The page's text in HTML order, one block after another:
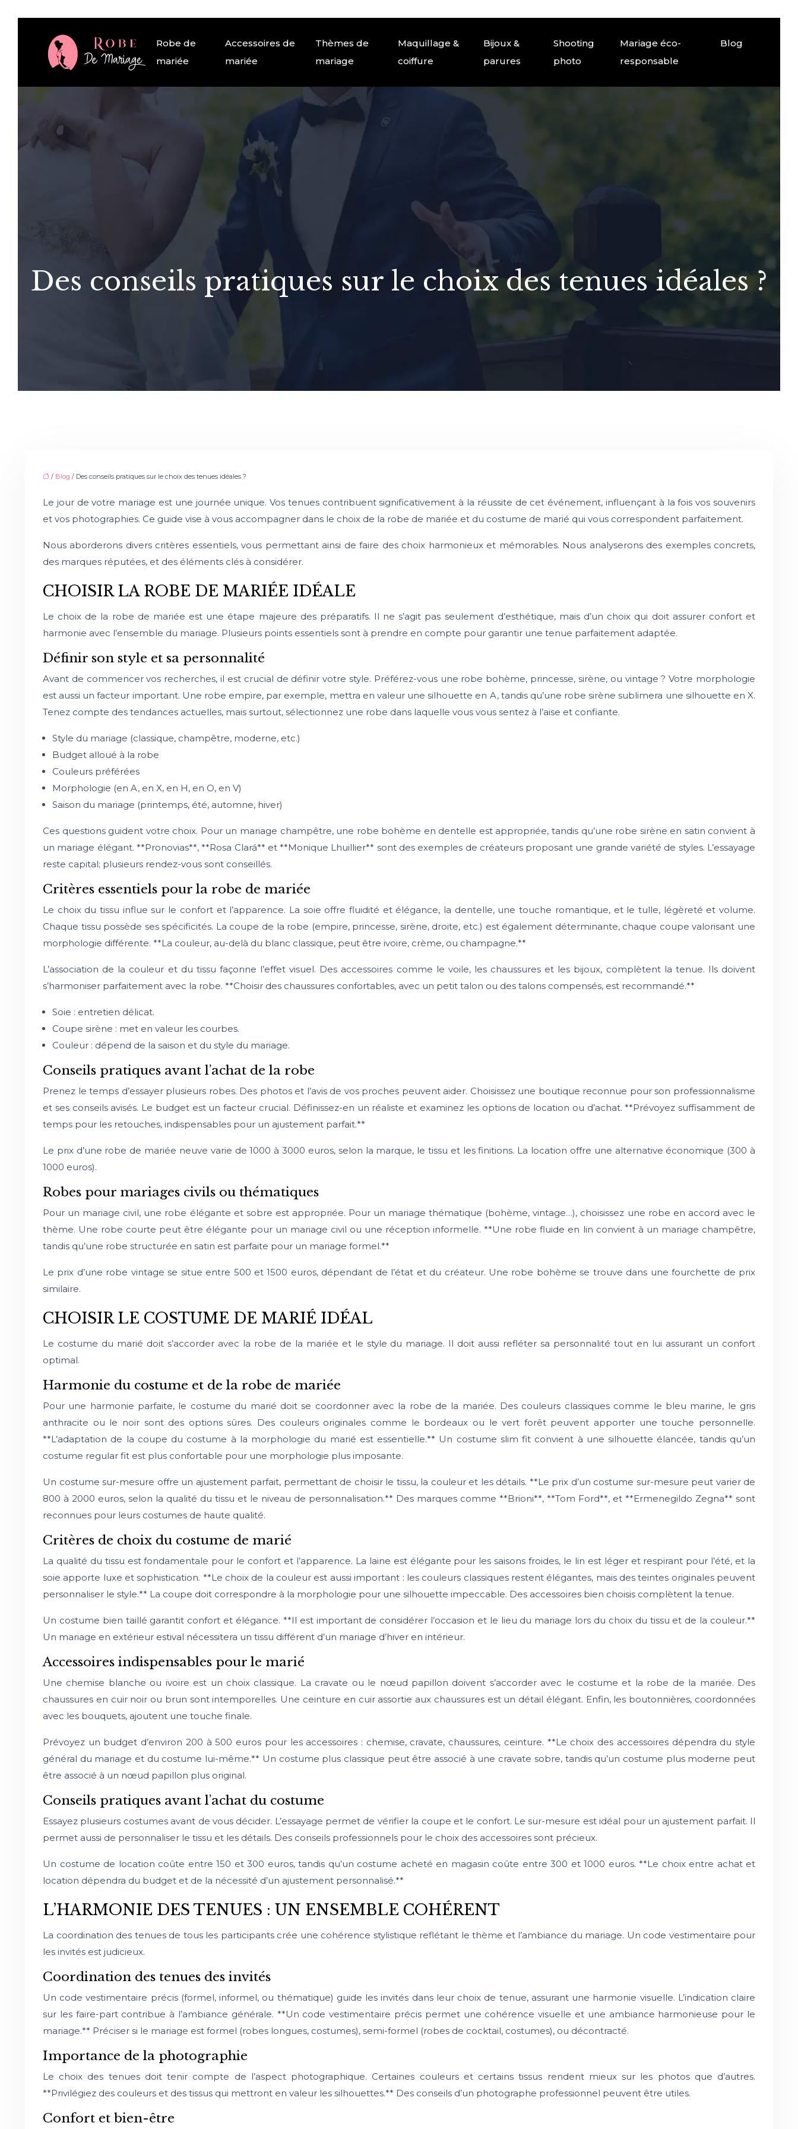
Robe de
mariée
Accessoires de
mariée
Thèmes de
mariage
Maquillage &
coiffure
Bijoux &
parures
Shooting
photo
Mariage éco-
responsable
Blog
Des conseils pratiques sur le choix des tenues idéales ?
/ Blog / Des conseils pratiques sur le choix des tenues idéales ?
Le jour de votre mariage est une journée unique. Vos tenues contribuent significativement à la réussite de cet événement, influençant à la fois vos souvenirs
et vos photographies. Ce guide vise à vous accompagner dans le choix de la robe de mariée et du costume de marié qui vous correspondent parfaitement.
Nous aborderons divers critères essentiels, vous permettant ainsi de faire des choix harmonieux et mémorables. Nous analyserons des exemples concrets,
des marques réputées, et des éléments clés à considérer.
CHOISIR LA ROBE DE MARIÉE IDÉALE
Le choix de la robe de mariée est une étape majeure des préparatifs. Il ne s’agit pas seulement d’esthétique, mais d’un choix qui doit assurer confort et
harmonie avec l’ensemble du mariage. Plusieurs points essentiels sont à prendre en compte pour garantir une tenue parfaitement adaptée.
Définir son style et sa personnalité
Avant de commencer vos recherches, il est crucial de définir votre style. Préférez-vous une robe bohème, princesse, sirène, ou vintage ? Votre morphologie
est aussi un facteur important. Une robe empire, par exemple, mettra en valeur une silhouette en A, tandis qu’une robe sirène sublimera une silhouette en X.
Tenez compte des tendances actuelles, mais surtout, sélectionnez une robe dans laquelle vous vous sentez à l’aise et confiante.
Style du mariage (classique, champêtre, moderne, etc.)
Budget alloué à la robe
Couleurs préférées
Morphologie (en A, en X, en H, en O, en V)
Saison du mariage (printemps, été, automne, hiver)
Ces questions guident votre choix. Pour un mariage champêtre, une robe bohème en dentelle est appropriée, tandis qu’une robe sirène en satin convient à
un mariage élégant. **Pronovias**, **Rosa Clará** et **Monique Lhuillier** sont des exemples de créateurs proposant une grande variété de styles. L’essayage
reste capital; plusieurs rendez-vous sont conseillés.
Critères essentiels pour la robe de mariée
Le choix du tissu influe sur le confort et l’apparence. La soie offre fluidité et élégance, la dentelle, une touche romantique, et le tulle, légèreté et volume.
Chaque tissu possède ses spécificités. La coupe de la robe (empire, princesse, sirène, droite, etc.) est également déterminante, chaque coupe valorisant une
morphologie différente. **La couleur, au-delà du blanc classique, peut être ivoire, crème, ou champagne.**
L’association de la couleur et du tissu façonne l’effet visuel. Des accessoires comme le voile, les chaussures et les bijoux, complètent la tenue. Ils doivent
s’harmoniser parfaitement avec la robe. **Choisir des chaussures confortables, avec un petit talon ou des talons compensés, est recommandé.**
Soie : entretien délicat.
Coupe sirène : met en valeur les courbes.
Couleur : dépend de la saison et du style du mariage.
Conseils pratiques avant l’achat de la robe
Prenez le temps d’essayer plusieurs robes. Des photos et l’avis de vos proches peuvent aider. Choisissez une boutique reconnue pour son professionnalisme
et ses conseils avisés. Le budget est un facteur crucial. Définissez-en un réaliste et examinez les options de location ou d’achat. **Prévoyez suffisamment de
temps pour les retouches, indispensables pour un ajustement parfait.**
Le prix d’une robe de mariée neuve varie de 1000 à 3000 euros, selon la marque, le tissu et les finitions. La location offre une alternative économique (300 à
1000 euros).
Robes pour mariages civils ou thématiques
Pour un mariage civil, une robe élégante et sobre est appropriée. Pour un mariage thématique (bohème, vintage…), choisissez une robe en accord avec le
thème. Une robe courte peut être élégante pour un mariage civil ou une réception informelle. **Une robe fluide en lin convient à un mariage champêtre,
tandis qu’une robe structurée en satin est parfaite pour un mariage formel.**
Le prix d’une robe vintage se situe entre 500 et 1500 euros, dépendant de l’état et du créateur. Une robe bohème se trouve dans une fourchette de prix
similaire.
CHOISIR LE COSTUME DE MARIÉ IDÉAL
Le costume du marié doit s’accorder avec la robe de la mariée et le style du mariage. Il doit aussi refléter sa personnalité tout en lui assurant un confort
optimal.
Harmonie du costume et de la robe de mariée
Pour une harmonie parfaite, le costume du marié doit se coordonner avec la robe de la mariée. Des couleurs classiques comme le bleu marine, le gris
anthracite ou le noir sont des options sûres. Des couleurs originales comme le bordeaux ou le vert forêt peuvent apporter une touche personnelle.
**L’adaptation de la coupe du costume à la morphologie du marié est essentielle.** Un costume slim fit convient à une silhouette élancée, tandis qu’un
costume regular fit est plus confortable pour une morphologie plus imposante.
Un costume sur-mesure offre un ajustement parfait, permettant de choisir le tissu, la couleur et les détails. **Le prix d’un costume sur-mesure peut varier de
800 à 2000 euros, selon la qualité du tissu et le niveau de personnalisation.** Des marques comme **Brioni**, **Tom Ford**, et **Ermenegildo Zegna** sont
reconnues pour leurs costumes de haute qualité.
Critères de choix du costume de marié
La qualité du tissu est fondamentale pour le confort et l’apparence. La laine est élégante pour les saisons froides, le lin est léger et respirant pour l’été, et la
soie apporte luxe et sophistication. **Le choix de la couleur est aussi important : les couleurs classiques restent élégantes, mais des teintes originales peuvent
personnaliser le style.** La coupe doit correspondre à la morphologie pour une silhouette impeccable. Des accessoires bien choisis complètent la tenue.
Un costume bien taillé garantit confort et élégance. **Il est important de considérer l’occasion et le lieu du mariage lors du choix du tissu et de la couleur.**
Un mariage en extérieur estival nécessitera un tissu différent d’un mariage d’hiver en intérieur.
Accessoires indispensables pour le marié
Une chemise blanche ou ivoire est un choix classique. La cravate ou le nœud papillon doivent s’accorder avec le costume et la robe de la mariée. Des
chaussures en cuir noir ou brun sont intemporelles. Une ceinture en cuir assortie aux chaussures est un détail élégant. Enfin, les boutonnières, coordonnées
avec les bouquets, ajoutent une touche finale.
Prévoyez un budget d’environ 200 à 500 euros pour les accessoires : chemise, cravate, chaussures, ceinture. **Le choix des accessoires dépendra du style
général du mariage et du costume lui-même.** Un costume plus classique peut être associé à une cravate sobre, tandis qu’un costume plus moderne peut
être associé à un nœud papillon plus original.
Conseils pratiques avant l’achat du costume
Essayez plusieurs costumes avant de vous décider. L’essayage permet de vérifier la coupe et le confort. Le sur-mesure est idéal pour un ajustement parfait. Il
permet aussi de personnaliser le tissu et les détails. Des conseils professionnels pour le choix des accessoires sont précieux.
Un costume de location coûte entre 150 et 300 euros, tandis qu’un costume acheté en magasin coûte entre 300 et 1000 euros. **Le choix entre achat et
location dépendra du budget et de la nécessité d’un ajustement personnalisé.**
L’HARMONIE DES TENUES : UN ENSEMBLE COHÉRENT
La coordination des tenues de tous les participants crée une cohérence stylistique reflétant le thème et l’ambiance du mariage. Un code vestimentaire pour
les invités est judicieux.
Coordination des tenues des invités
Un code vestimentaire précis (formel, informel, ou thématique) guide les invités dans leur choix de tenue, assurant une harmonie visuelle. L’indication claire
sur les faire-part contribue à l’ambiance générale. **Un code vestimentaire précis permet une cohérence visuelle et une ambiance harmonieuse pour le
mariage.** Préciser si le mariage est formel (robes longues, costumes), semi-formel (robes de cocktail, costumes), ou décontracté.
Importance de la photographie
Le choix des tenues doit tenir compte de l’aspect photographique. Certaines couleurs et certains tissus rendent mieux sur les photos que d’autres.
**Privilégiez des couleurs et des tissus qui mettront en valeur les silhouettes.** Des conseils d’un photographe professionnel peuvent être utiles.
Confort et bien-être